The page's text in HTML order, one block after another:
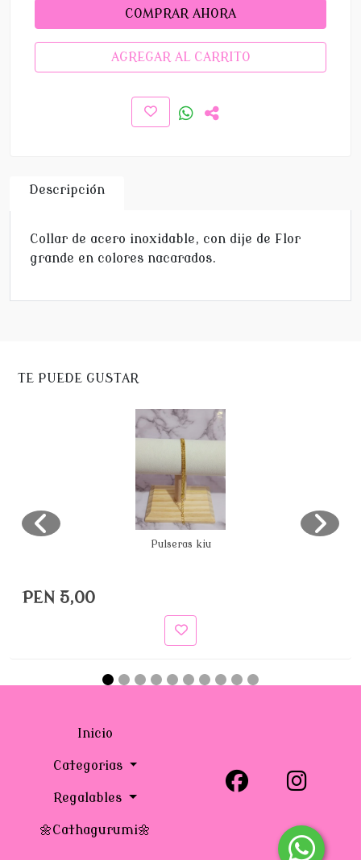
COMPRAR AHORA
AGREGAR AL CARRITO
Descripción
Collar de acero inoxidable, con dije de Flor
grande en colores nacarados.
TE PUEDE GUSTAR
Pulseras kiu
PEN 5,00
Inicio
Categorias
Regalables
🌼Cathagurumi🌼